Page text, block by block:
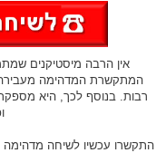
אין הרבה מיסטיקנים
המתקשרת המדהימה
רבות. בנוסף לכך, היא מספקת
התקשרו עכשיו לשיחה מדהימה